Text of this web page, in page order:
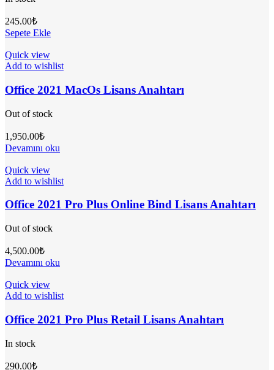
245.00₺
Sepete Ekle
Quick view
Add to wishlist
Office 2021 MacOs Lisans Anahtarı
Out of stock
1,950.00₺
Devamını oku
Quick view
Add to wishlist
Office 2021 Pro Plus Online Bind Lisans Anahtarı
Out of stock
4,500.00₺
Devamını oku
Quick view
Add to wishlist
Office 2021 Pro Plus Retail Lisans Anahtarı
In stock
290.00₺